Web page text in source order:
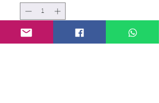
Agregar al carrito